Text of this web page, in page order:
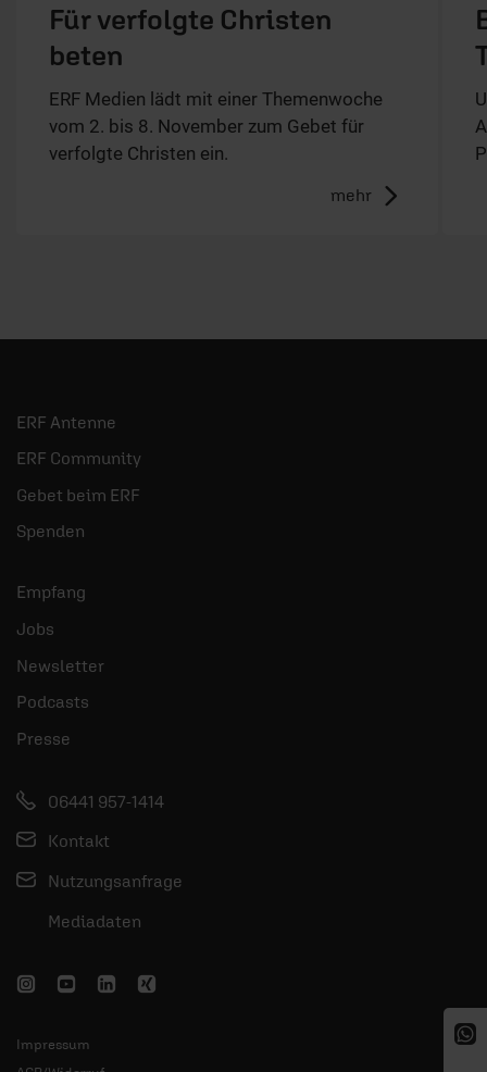
Für verfolgte Christen
beten
ERF Medien lädt mit einer Themenwoche
vom 2. bis 8. November zum Gebet für
verfolgte Christen ein.
mehr
ERF Antenne
ERF Community
Gebet beim ERF
Spenden
Empfang
Jobs
Newsletter
Podcasts
Presse
06441 957-1414
Kontakt
Nutzungsanfrage
Mediadaten
Impressum